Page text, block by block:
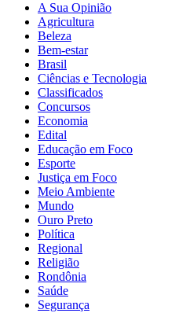
A Sua Opinião
Agricultura
Beleza
Bem-estar
Brasil
Ciências e Tecnologia
Classificados
Concursos
Economia
Edital
Educação em Foco
Esporte
Justiça em Foco
Meio Ambiente
Mundo
Ouro Preto
Política
Regional
Religião
Rondônia
Saúde
Segurança